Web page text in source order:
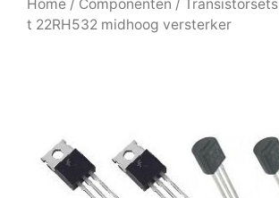
Home / Componenten / Transistorsets
t 22RH532 midhoog versterker